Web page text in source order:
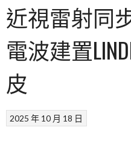
近視雷射同
電波建置
皮
2025 年 10 月 18 日